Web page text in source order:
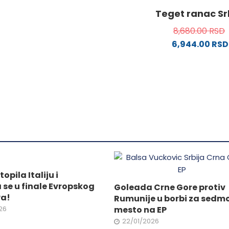
stranici
Teget ranac
8,680.00RSD
6,944.00 RSD
Italiju i
u finale Evropskog
Goleada Crne Gore protiv
Rumunije u borbi za
mesto na EP
22/01/2026